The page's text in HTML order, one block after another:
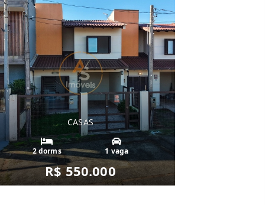
CASAS
2 dorms 1 vaga
R$ 550.000